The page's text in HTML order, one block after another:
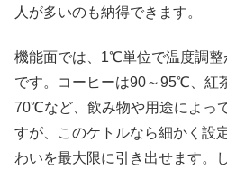
人が多いのも納得できます。
機能面では、1℃単位で温度調整
です。コーヒーは90～95℃、紅
70℃など、飲み物や用途によっ
すが、このケトルなら細かく設
わいを最大限に引き出せます。